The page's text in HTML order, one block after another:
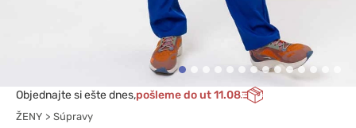
Objednajte si ešte dnes,pošleme do ut 11.08
ŽENY Súpravy